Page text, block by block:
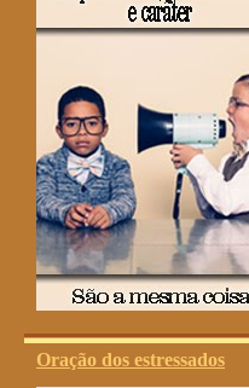
Oração dos estressados